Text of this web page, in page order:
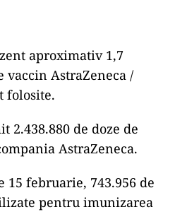
aproximativ 1,7
vaccin AstraZeneca /
folosite.
2.438.880 de doze de
AstraZeneca.
15 februarie, 743.956 de
pentru imunizarea